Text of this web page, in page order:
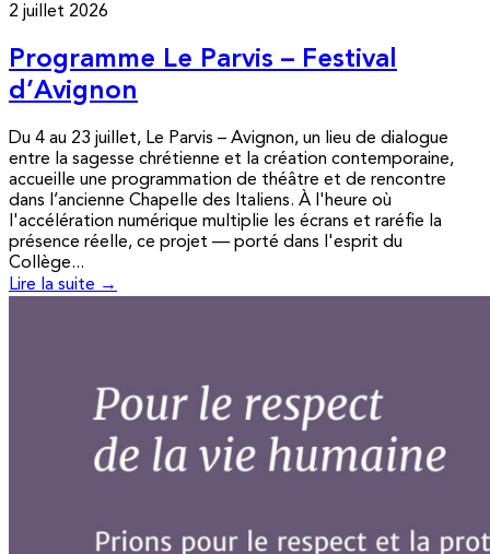
2 juillet 2026
Programme Le Parvis – Festival
d’Avignon
Du 4 au 23 juillet, Le Parvis – Avignon, un lieu de dialogue
entre la sagesse chrétienne et la création contemporaine,
accueille une programmation de théâtre et de rencontre
dans l’ancienne Chapelle des Italiens. À l'heure où
l'accélération numérique multiplie les écrans et raréfie la
présence réelle, ce projet — porté dans l'esprit du
Collège...
Lire la suite →